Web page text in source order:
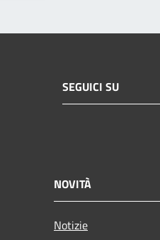
SEGUICI SU
NOVITÀ
Notizie